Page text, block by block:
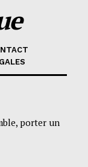
porter un